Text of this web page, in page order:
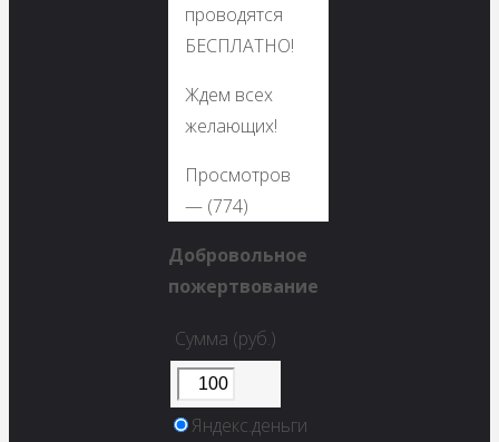
проводятся
БЕСПЛАТНО!
Ждем всех
желающих!
Просмотров
— (774)
Добровольное
пожертвование
Сумма (руб.)
Яндекс.деньги